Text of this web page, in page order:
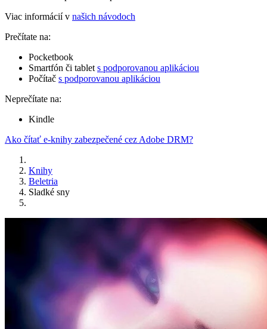
Viac informácií v našich návodoch
Prečítate na:
Pocketbook
Smartfón či tablet s podporovanou aplikáciou
Počítač s podporovanou aplikáciou
Neprečítate na:
Kindle
Ako čítať e-knihy zabezpečené cez Adobe DRM?
Knihy
Beletria
Sladké sny